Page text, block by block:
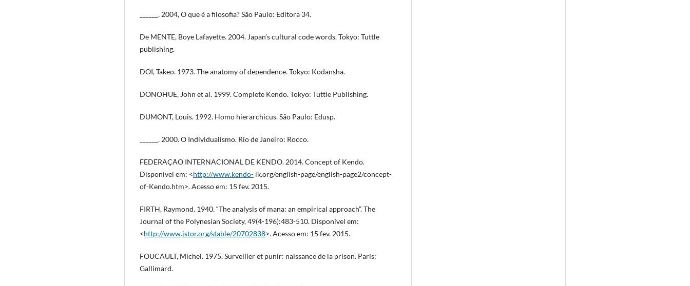
______. 2004, O que é a filosofia? São Paulo: Editora 34.
De MENTE, Boye Lafayette. 2004. Japan’s cultural code words. Tokyo: Tuttle
publishing.
DOI, Takeo. 1973. The anatomy of dependence. Tokyo: Kodansha.
DONOHUE, John et al. 1999. Complete Kendo. Tokyo: Tuttle Publishing.
DUMONT, Louis. 1992. Homo hierarchicus. São Paulo: Edusp.
______. 2000. O Individualismo. Rio de Janeiro: Rocco.
FEDERAÇÃO INTERNACIONAL DE KENDO. 2014. Concept of Kendo.
Disponível em: <http://www.kendo- ik.org/english-page/english-page2/concept-
of-Kendo.htm>. Acesso em: 15 fev. 2015.
FIRTH, Raymond. 1940. “The analysis of mana: an empirical approach”. The
Journal of the Polynesian Society, 49(4-196):483-510. Disponível em:
<http://www.jstor.org/stable/20702838>. Acesso em: 15 fev. 2015.
FOUCAULT, Michel. 1975. Surveiller et punir: naissance de la prison. Paris:
Gallimard.